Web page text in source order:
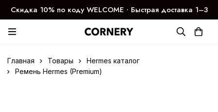
Скидка 10% по коду WELCOME ∙ Быстрая доставка 1–3
дня
Главная Товары
Hermes каталог
Ремень Hermes (Premium)